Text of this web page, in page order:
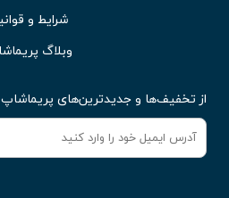
شرایط و
وبلاگ
از تخفیف‌ها و جدیدترین‌های پریماشاپ